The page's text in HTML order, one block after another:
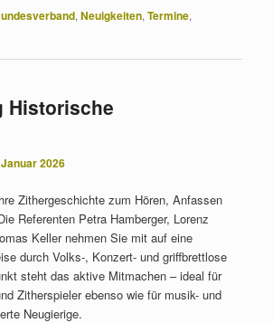
,Neuigkeiten,Termine,
Historische
2026
Zithergeschichte zum Hören, Anfassen
Referenten Petra Hamberger, Lorenz
Keller nehmen Sie mit auf eine
durch Volks-, Konzert- und griffbrettlose
steht das aktive Mitmachen – ideal für
Zitherspieler ebenso wie für musik- und
Neugierige.